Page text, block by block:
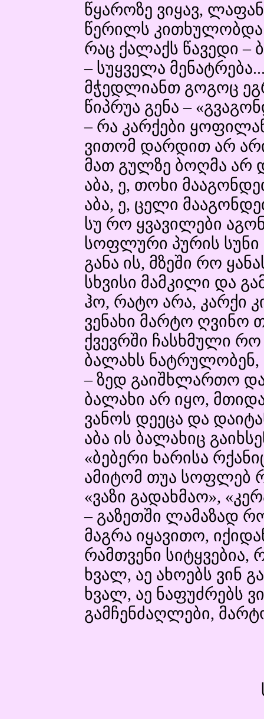
წყაროზე ვიყავ,
წერილს
რაც ქალაქს წავედი –
– სუყველა
მჭედლიანთ გოგოც
წიპრუა გენა –
– რა კარქები
ვითომ დარდით არ
მათ გულზე ბოღმა არ
აბა, ე, თოხი
აბა, ე, ცელი
სუ რო ყვავილები
სოფლური პურის სუნი
განა ის, მზეში რო
სხვისი მამკილი და
ჰო, რატო არა, კარქი
ვენახი მარტო ღვინო
ქვევრში ჩასხმული
ბალახს ნატრულობენ,
– ზედ გაიშხლართო და
ბალახი არ იყო,
ვანოს დეეცა და
აბა ის ბალახიც
«ბებერი ხარისა
ამიტომ თუა სოფლებ
«ვაზი გადახმაო»,
– გაზეთში ლამაზად
მაგრა იყავითო,
რამთვენი სიტყვებია,
ხვალ, აე ახოებს ვინ
ხვალ, აე ნაფუძრებს
გამჩენძაღლები,